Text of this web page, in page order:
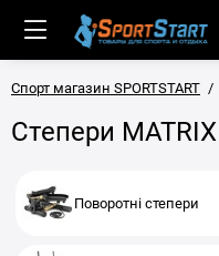
Спорт магазин SPORTSTART
Степери MATRIX
Поворотні степери